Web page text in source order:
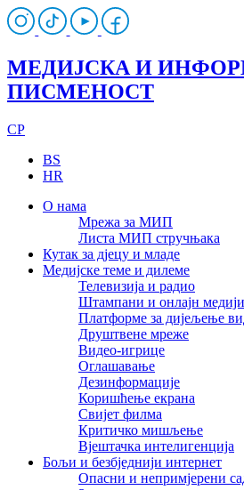
МЕДИЈСКА И
ПИСМЕНОСТ
CP
BS
HR
О нама
Мрежа за МИП
Листа МИП стручњака
Кутак за дјецу и младе
Медијске теме и дилеме
Телевизија и радио
Штампани и онлајн медији
Платформе за дијељење
Друштвене мреже
Видео-игрице
Оглашавање
Дезинформације
Коришћење екрана
Свијет филма
Критичко мишљење
Вјештачка интелигенција
Бољи и безбједнији интернет
Опасни и непримјерени